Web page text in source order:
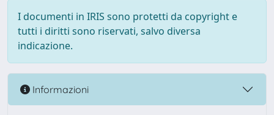
I documenti in IRIS sono protetti da copyright e
tutti i diritti sono riservati, salvo diversa
indicazione.
Informazioni